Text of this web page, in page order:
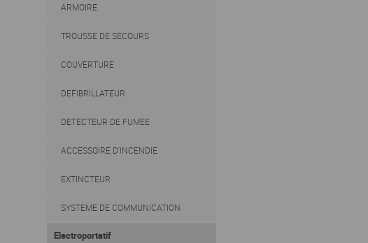
ARMOIRE
TROUSSE DE SECOURS
COUVERTURE
DEFIBRILLATEUR
DETECTEUR DE FUMEE
ACCESSOIRE D'INCENDIE
EXTINCTEUR
SYSTEME DE COMMUNICATION
Electroportatif